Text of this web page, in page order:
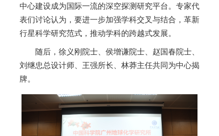
中心建设成为国际一流的深空探测研究平台。专家代
表们讨论认为，要进一步加强学科交叉与结合，革新
行星科学研究范式，推动学科的跨越式发展。
随后，徐义刚院士、侯增谦院士、赵国春院士、
刘继忠总设计师、王强所长、林莽主任共同为中心揭
牌。